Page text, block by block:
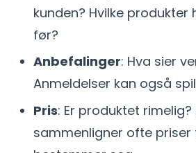
kunden? Hvilke produkter
før?
Anbefalinger: Hva sier
Anmeldelser kan også
Pris: Er produktet rimelig?
sammenligner ofte priser